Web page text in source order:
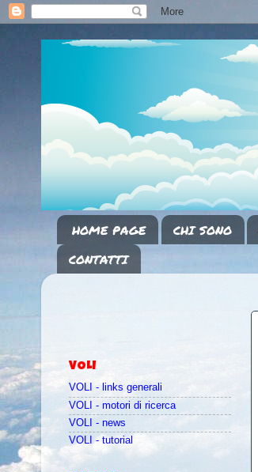
HOME PAGE CHI SONO
CONTATTI
VOLI
VOLI - links generali
VOLI - motori di ricerca
VOLI - news
VOLI - tutorial